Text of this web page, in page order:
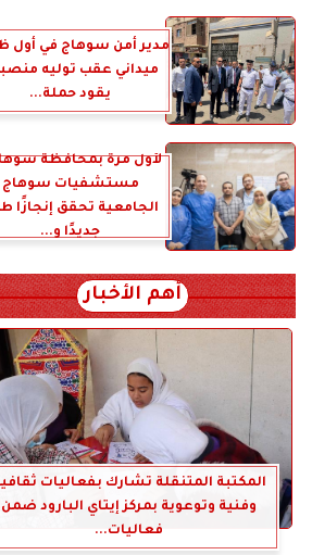
مدير أمن سوهاج في أول
ميداني عقب توليه
يقود حملة...
لأول مرة بمحافظة
مستشفيات سوهاج
الجامعية تحقق إنجازًا
جديدًا و...
أهم الأخبار
المكتبة المتنقلة تشارك بفعاليات
وفنية وتوعوية بمركز إيتاي البارود ضمن
فعاليات...